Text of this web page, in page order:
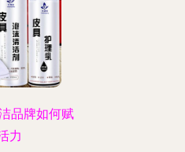
品牌如何赋
力